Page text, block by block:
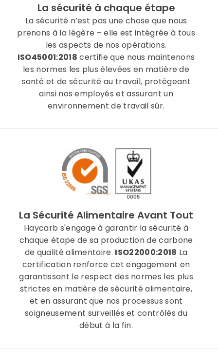
La sécurité à chaque étape
La sécurité n’est pas une chose que nous
prenons à la légère – elle est intégrée à tous
les aspects de nos opérations.
ISO45001:2018 certifie que nous maintenons
les normes les plus élevées en matière de
santé et de sécurité au travail, protégeant
ainsi nos employés et assurant un
environnement de travail sûr.
La Sécurité Alimentaire Avant Tout
Haycarb s'engage à garantir la sécurité à
chaque étape de sa production de carbone
de qualité alimentaire. ISO22000:2018 La
certification renforce cet engagement en
garantissant le respect des normes les plus
strictes en matière de sécurité alimentaire,
et en assurant que nos processus sont
soigneusement surveillés et contrôlés du
début à la fin.